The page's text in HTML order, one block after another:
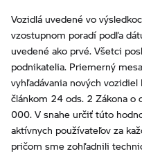
Vozidlá uvedené vo
vzostupnom poradí podľa
uvedené ako prvé. Všetci
podnikatelia. Priemerný
vyhľadávania nových
článkom 24 ods. 2 Zákona
000. V snahe určiť túto
aktívnych používateľov za
pričom sme zohľadnili